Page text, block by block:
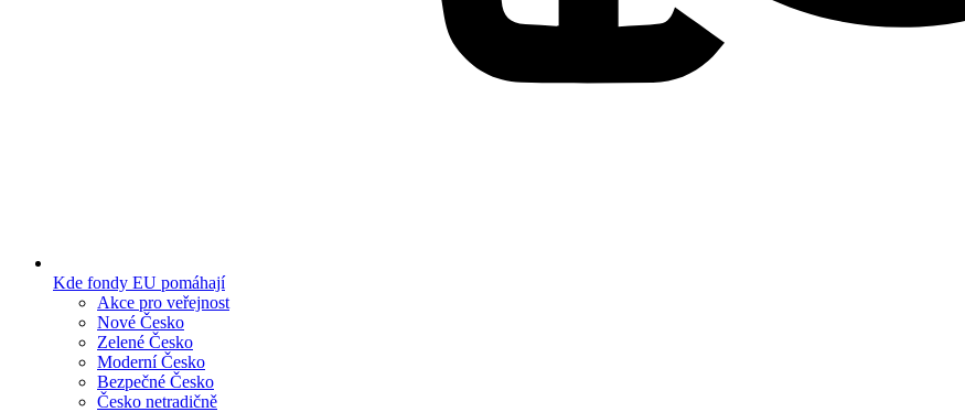
Kde fondy EU pomáhají
Akce pro veřejnost
Nové Česko
Zelené Česko
Moderní Česko
Bezpečné Česko
Česko netradičně